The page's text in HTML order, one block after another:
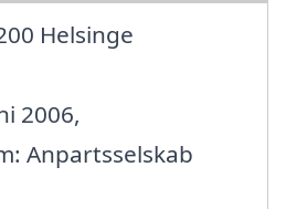
Helsinge
2006,
Anpartsselskab